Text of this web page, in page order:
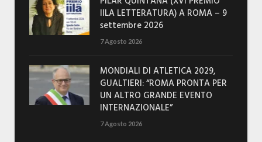
IILA LETTERATURA) A ROMA – 9
settembre 2026
7 Agosto 2026
MONDIALI DI ATLETICA 2029,
GUALTIERI: “ROMA PRONTA PER
UN ALTRO GRANDE EVENTO
INTERNAZIONALE”
7 Agosto 2026